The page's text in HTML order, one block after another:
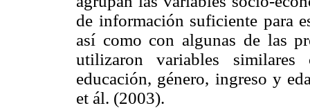
de información suficiente para
así como con algunas de las
utilizaron variables
educación, género, ingreso y
et ál. (2003).